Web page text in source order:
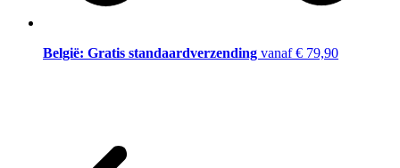
België: Gratis standaardverzending vanaf € 79,90